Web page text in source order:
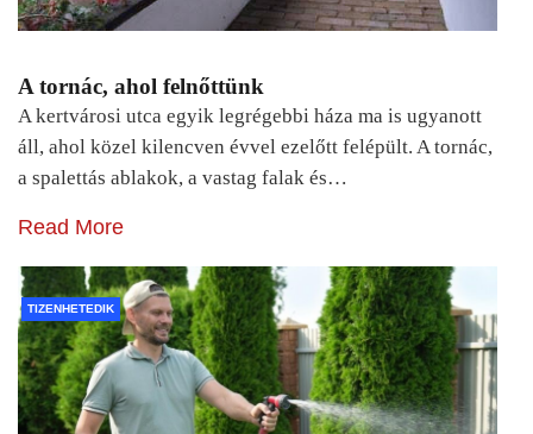
A tornác, ahol felnőttünk
A kertvárosi utca egyik legrégebbi háza ma is ugyanott
áll, ahol közel kilencven évvel ezelőtt felépült. A tornác,
a spalettás ablakok, a vastag falak és…
Read More
TIZENHETEDIK